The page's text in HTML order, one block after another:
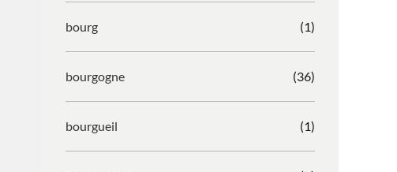
bourg (1)
bourgogne (36)
bourgueil (1)